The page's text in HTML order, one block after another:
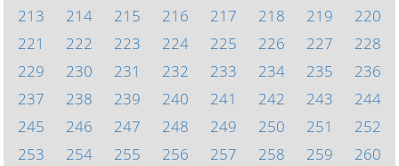
213
214 215 216 217 218 219
220
221
222 223 224 225 226 227
228
229
230 231 232 233 234 235
236
237
238 239 240 241 242 243
244
245
246 247 248 249 250 251
252
253
254 255 256 257 258 259
260